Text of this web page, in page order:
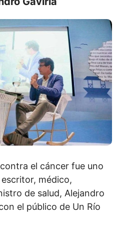
el cáncer fue uno
médico,
de salud, Alejandro
el público de Un Río